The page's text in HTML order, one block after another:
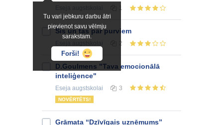
Tu vari jebkuru darbu ātri
pievienot savu vēlmju
sarakstam.
Forši!
1
Šis un tas par purviem
2
D.Goulmens "Tava emocionālā
inteliģence"
Eseja augstskolai 3
NOVĒRTĒTS!
Grāmata “Dzīvīgais uzņēmums”